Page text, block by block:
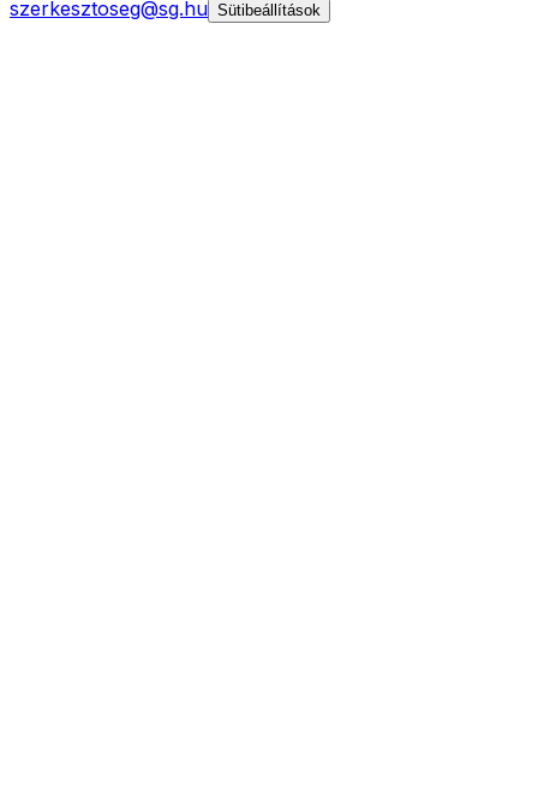
szerkesztoseg@sg.hu Sütibeállítások